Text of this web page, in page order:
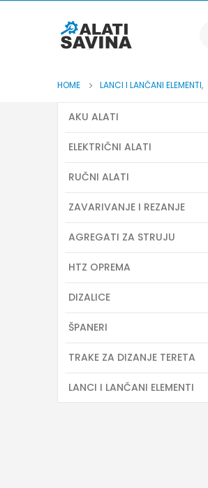
HOME LANCI I LANČANI ELEMENTI,
AKU ALATI
ELEKTRIČNI ALATI
RUČNI ALATI
ZAVARIVANJE I REZANJE
AGREGATI ZA STRUJU
HTZ OPREMA
DIZALICE
ŠPANERI
TRAKE ZA DIZANJE TERETA
LANCI I LANČANI ELEMENTI